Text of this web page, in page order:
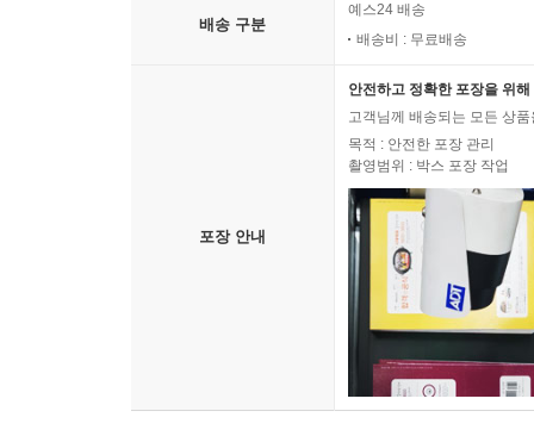
배송 구분
예스24 배송
배송비 : 무료배송
포장 안내
안전하고 정확한 포장을 위
고객님께 배송되는 모든 상
목적 : 안전한 포장 관리
촬영범위 : 박스 포장 작업